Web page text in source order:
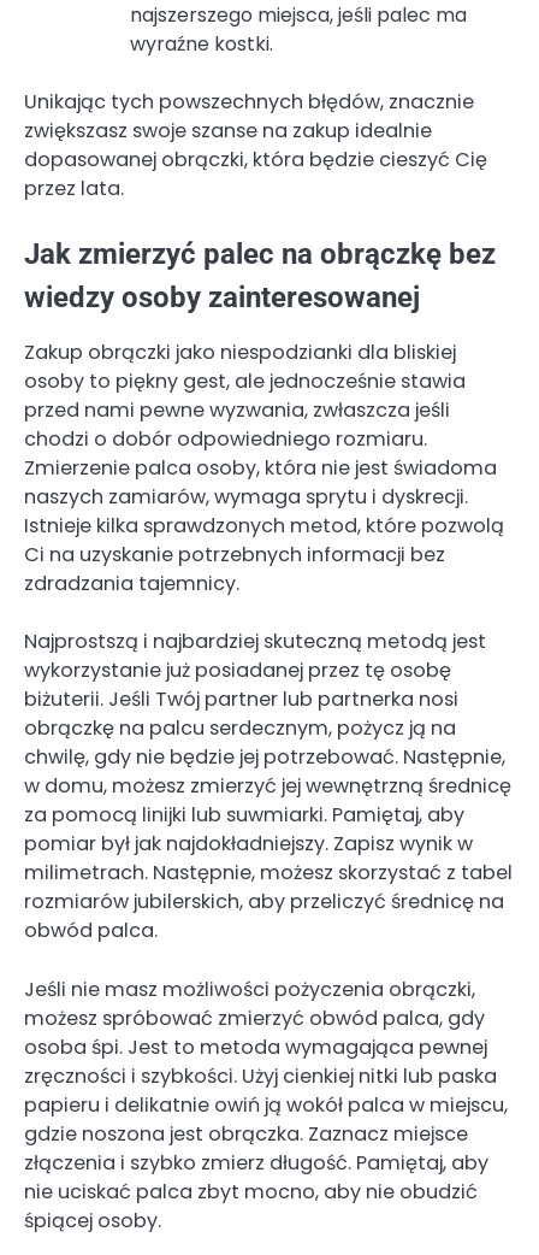
najszerszego miejsca, jeśli palec ma
wyraźne kostki.
Unikając tych powszechnych błędów, znacznie
zwiększasz swoje szanse na zakup idealnie
dopasowanej obrączki, która będzie cieszyć Cię
przez lata.
Jak zmierzyć palec na obrączkę bez
wiedzy osoby zainteresowanej
Zakup obrączki jako niespodzianki dla bliskiej
osoby to piękny gest, ale jednocześnie stawia
przed nami pewne wyzwania, zwłaszcza jeśli
chodzi o dobór odpowiedniego rozmiaru.
Zmierzenie palca osoby, która nie jest świadoma
naszych zamiarów, wymaga sprytu i dyskrecji.
Istnieje kilka sprawdzonych metod, które pozwolą
Ci na uzyskanie potrzebnych informacji bez
zdradzania tajemnicy.
Najprostszą i najbardziej skuteczną metodą jest
wykorzystanie już posiadanej przez tę osobę
biżuterii. Jeśli Twój partner lub partnerka nosi
obrączkę na palcu serdecznym, pożycz ją na
chwilę, gdy nie będzie jej potrzebować. Następnie,
w domu, możesz zmierzyć jej wewnętrzną średnicę
za pomocą linijki lub suwmiarki. Pamiętaj, aby
pomiar był jak najdokładniejszy. Zapisz wynik w
milimetrach. Następnie, możesz skorzystać z tabel
rozmiarów jubilerskich, aby przeliczyć średnicę na
obwód palca.
Jeśli nie masz możliwości pożyczenia obrączki,
możesz spróbować zmierzyć obwód palca, gdy
osoba śpi. Jest to metoda wymagająca pewnej
zręczności i szybkości. Użyj cienkiej nitki lub paska
papieru i delikatnie owiń ją wokół palca w miejscu,
gdzie noszona jest obrączka. Zaznacz miejsce
złączenia i szybko zmierz długość. Pamiętaj, aby
nie uciskać palca zbyt mocno, aby nie obudzić
śpiącej osoby.